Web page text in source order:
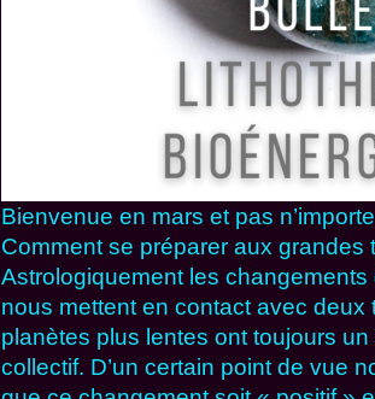
Bienvenue en mars et pas
Comment se préparer aux grandes
Astrologiquement les
nous mettent en contact avec deux
planètes plus lentes ont toujours
collectif. D’un certain point de vue